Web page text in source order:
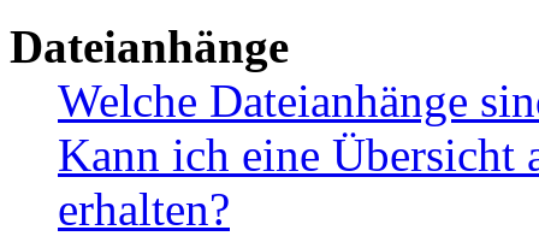
Dateianhänge
Welche Dateianhänge
Kann ich eine Übersicht
erhalten?